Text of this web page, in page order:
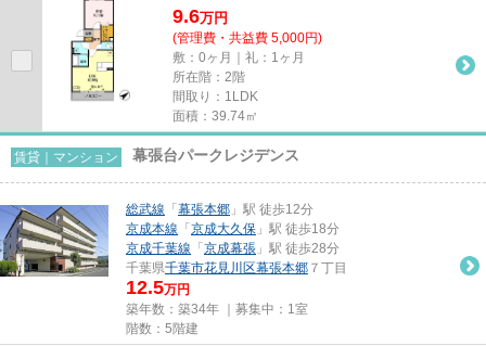
9.6万円
(管理費・共益費 5,000円)
敷：0ヶ月｜礼：1ヶ月
所在階：2階
間取り：1LDK
面積：39.74㎡
賃貸｜マンション 幕張台パークレジデンス
総武線 「 幕張本郷 」駅 徒歩12分
京成本線 「 京成大久保 」駅 徒歩18分
京成千葉線 「 京成幕張 」駅 徒歩28分
千葉県千葉市花見川区幕張本郷 ７丁目
12.5万円
築年数：築34年 ｜募集中： 1室
階数：5階建